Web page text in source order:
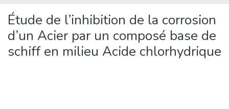
Statistics
Étude de l’inhibition de la corrosion
d’un Acier par un composé base de
schiff en milieu Acide chlorhydrique